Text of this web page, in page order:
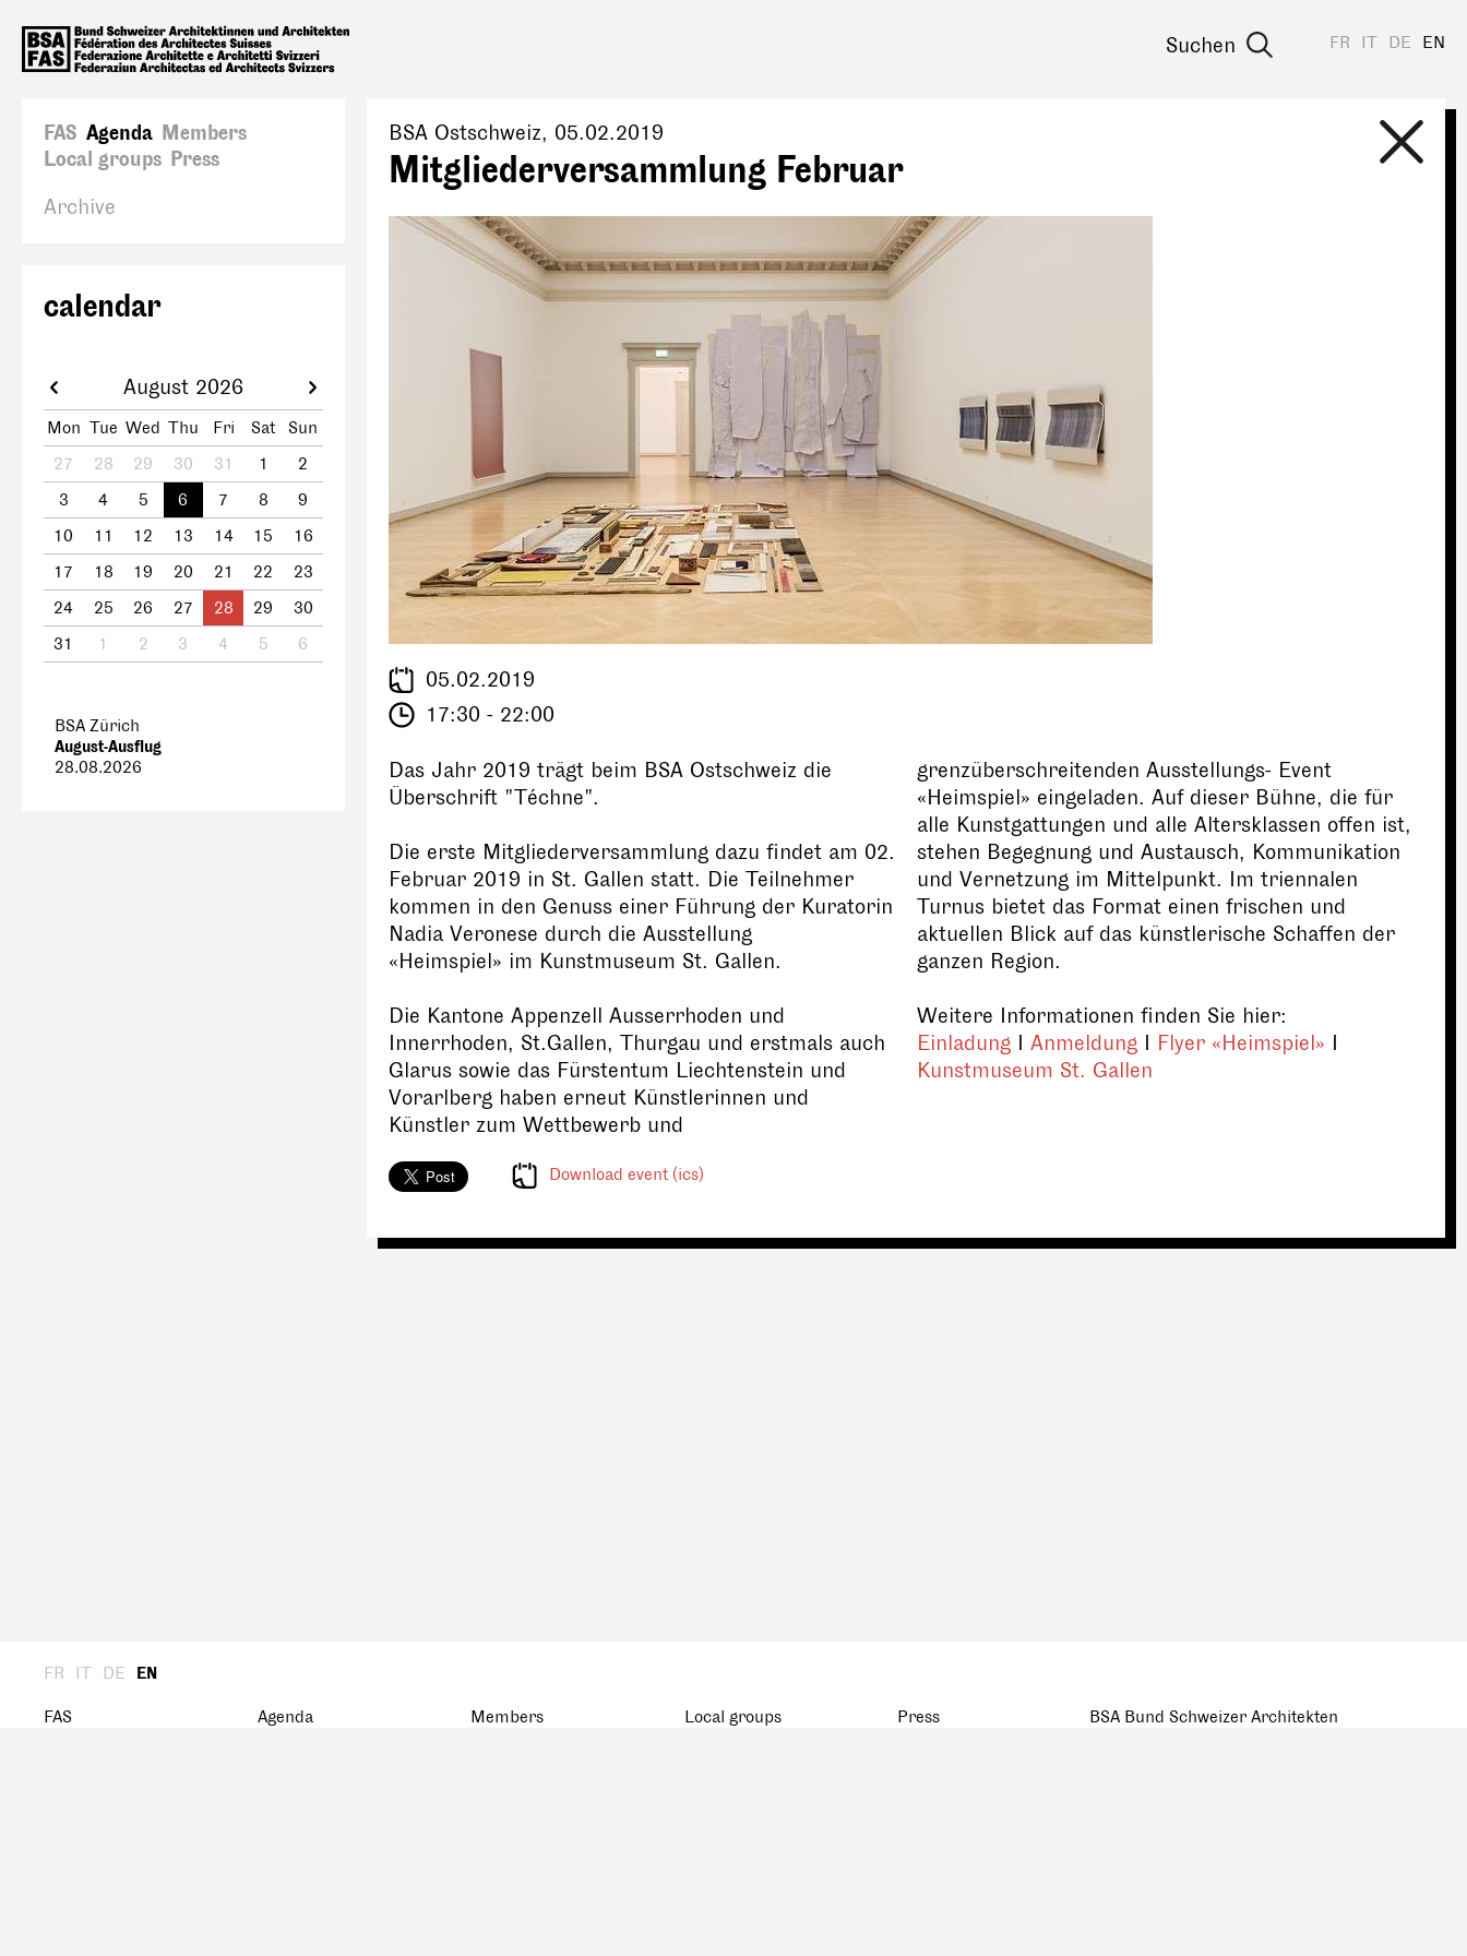
Suchen FR IT DE EN
FAS Agenda Members
Local groups Press
Archive
BSA Ostschweiz, 05.02.2019
Mitgliederversammlung Februar
05.02.2019
17:30 - 22:00
Das Jahr 2019 trägt beim BSA Ostschweiz die
Überschrift "Téchne".
Die erste Mitgliederversammlung dazu findet am 02.
Februar 2019 in St. Gallen statt. Die Teilnehmer
kommen in den Genuss einer Führung der Kuratorin
Nadia Veronese durch die Ausstellung
«Heimspiel» im Kunstmuseum St. Gallen.
Die Kantone Appenzell Ausserrhoden und
Innerrhoden, St.Gallen, Thurgau und erstmals auch
Glarus sowie das Fürstentum Liechtenstein und
Vorarlberg haben erneut Künstlerinnen und
Künstler zum Wettbewerb und
grenzüberschreitenden Ausstellungs- Event
«Heimspiel» eingeladen. Auf dieser Bühne, die für
alle Kunstgattungen und alle Altersklassen offen ist,
stehen Begegnung und Austausch, Kommunikation
und Vernetzung im Mittelpunkt. Im triennalen
Turnus bietet das Format einen frischen und
aktuellen Blick auf das künstlerische Schaffen der
ganzen Region.
Weitere Informationen finden Sie hier:
Einladung
Anmeldung Flyer «Heimspiel»
Kunstmuseum St. Gallen
Download event (ics)
calendar
August 2026
Mon Tue Wed Thu Fri Sat
Sun
27
28 29 30 31 1
2
3
4 5 6 7 8
9
10
11 12 13 14 15
16
17
18 19 20 21 22
23
24
25 26 27 28 29
30
31
1 2 3 4 5 6
BSA Zürich
August-Ausflug
28.08.2026
FR IT DE EN
FAS
Agenda
Members
Local groups
Press BSA Bund Schweizer Architekten